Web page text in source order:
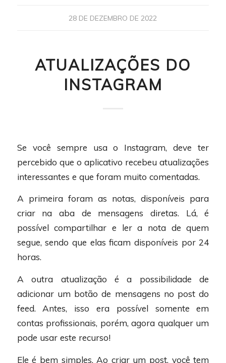
28 DE DEZEMBRO DE 2022
ATUALIZAÇÕES DO
INSTAGRAM
Se você sempre usa o Instagram, deve ter
percebido que o aplicativo recebeu atualizações
interessantes e que foram muito comentadas.
A primeira foram as notas, disponíveis para
criar na aba de mensagens diretas. Lá, é
possível compartilhar e ler a nota de quem
segue, sendo que elas ficam disponíveis por 24
horas.
A outra atualização é a possibilidade de
adicionar um botão de mensagens no post do
feed. Antes, isso era possível somente em
contas profissionais, porém, agora qualquer um
pode usar este recurso!
Ele é bem simples. Ao criar um post, você tem